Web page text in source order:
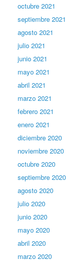
octubre 2021
septiembre 2021
agosto 2021
julio 2021
junio 2021
mayo 2021
abril 2021
marzo 2021
febrero 2021
enero 2021
diciembre 2020
noviembre 2020
octubre 2020
septiembre 2020
agosto 2020
julio 2020
junio 2020
mayo 2020
abril 2020
marzo 2020